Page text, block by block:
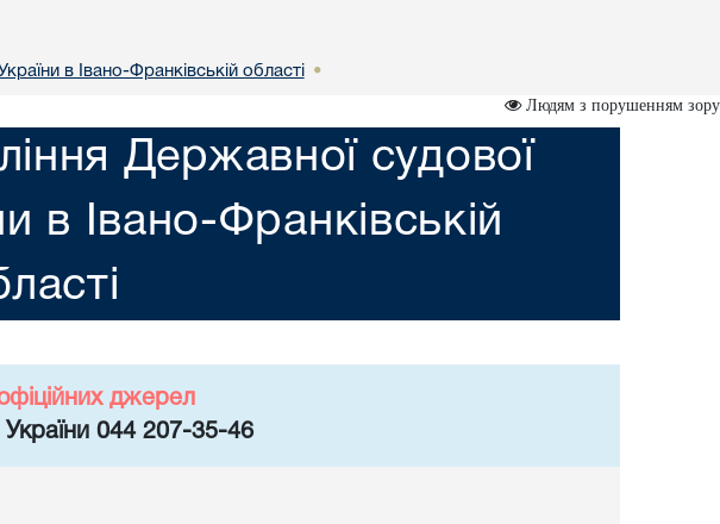
в Iвано-Франкiвській областi
•
Людям з порушенням зору
Державної судової
в Iвано-Франкiвській
джерел
044 207-35-46